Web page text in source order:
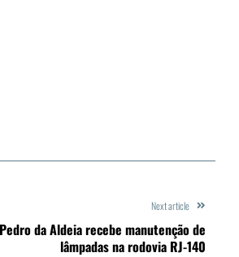
Next article
da Aldeia recebe manutenção de
lâmpadas na rodovia RJ-140